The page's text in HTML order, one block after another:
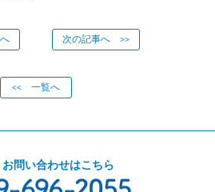
次の記事へ >>
<< 一覧へ
問い合わせはこちら